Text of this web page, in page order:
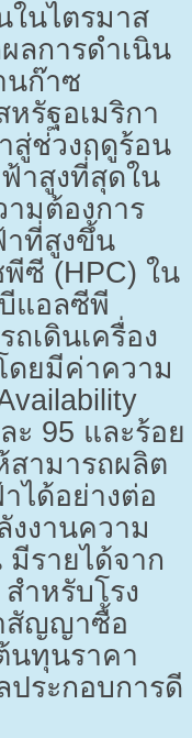
ในไตรมาส
ลการดำเนิน
นก๊าซ
หรัฐอเมริกา
สู่ช่วงฤดูร้อน
าสูงที่สุดใน
มต้องการ
ที่สูงขึ้น
พีซี (HPC) ใน
แอลซีพี
เดินเครื่อง
ดยมีค่าความ
ะ 95 และร้อย
ามารถผลิต
ได้อย่างต่อ
งงานความ
รายได้จาก
ำหรับโรง
สัญญาซื้อ
นทุนราคา
ระกอบการดี